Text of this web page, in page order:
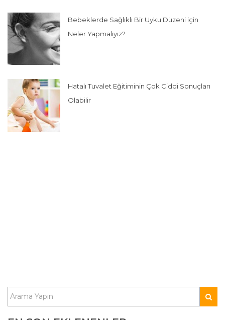
Bebeklerde Sağlıklı Bir Uyku Düzeni için
Neler Yapmalıyız?
Hatalı Tuvalet Eğitiminin Çok Ciddi Sonuçları
Olabilir